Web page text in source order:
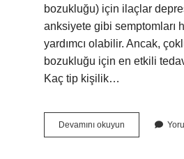
bozukluğu) için ilaçlar
anksiyete gibi semptomları
yardımcı olabilir. Ancak,
bozukluğu için en etkili
Kaç tip kişilik…
Devamını okuyun
Bozukluğuna